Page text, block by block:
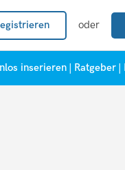
oder
inserieren Ratgeber